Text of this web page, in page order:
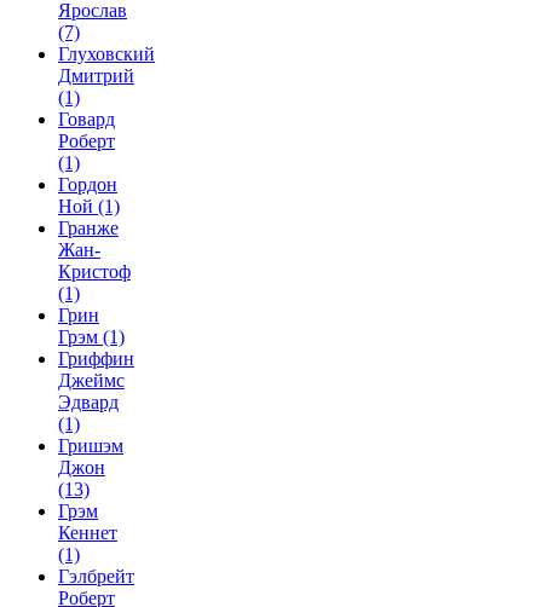
Ярослав
(7)
Глуховский
Дмитрий
(1)
Говард
Роберт
(1)
Гордон
Ной (1)
Гранже
Жан-
Кристоф
(1)
Грин
Грэм (1)
Гриффин
Джеймс
Эдвард
(1)
Гришэм
Джон
(13)
Грэм
Кеннет
(1)
Гэлбрейт
Роберт